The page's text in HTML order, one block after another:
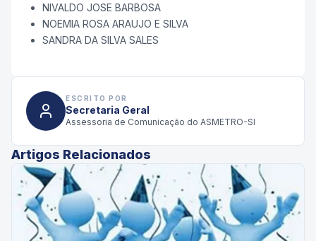
NIVALDO JOSE BARBOSA
NOEMIA ROSA ARAUJO E SILVA
SANDRA DA SILVA SALES
ESCRITO POR
Secretaria Geral
Assessoria de Comunicação do ASMETRO-SI
Artigos Relacionados